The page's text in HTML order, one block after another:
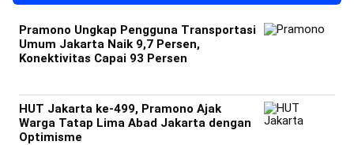
Pramono Ungkap Pengguna Transportasi
Umum Jakarta Naik 9,7 Persen,
Konektivitas Capai 93 Persen
HUT Jakarta ke-499, Pramono Ajak
Warga Tatap Lima Abad Jakarta dengan
Optimisme